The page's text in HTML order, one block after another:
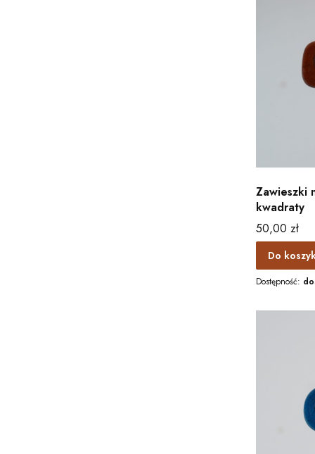
Zawieszki
kwadraty
Cena
50,00 zł
Do
Dostępność: